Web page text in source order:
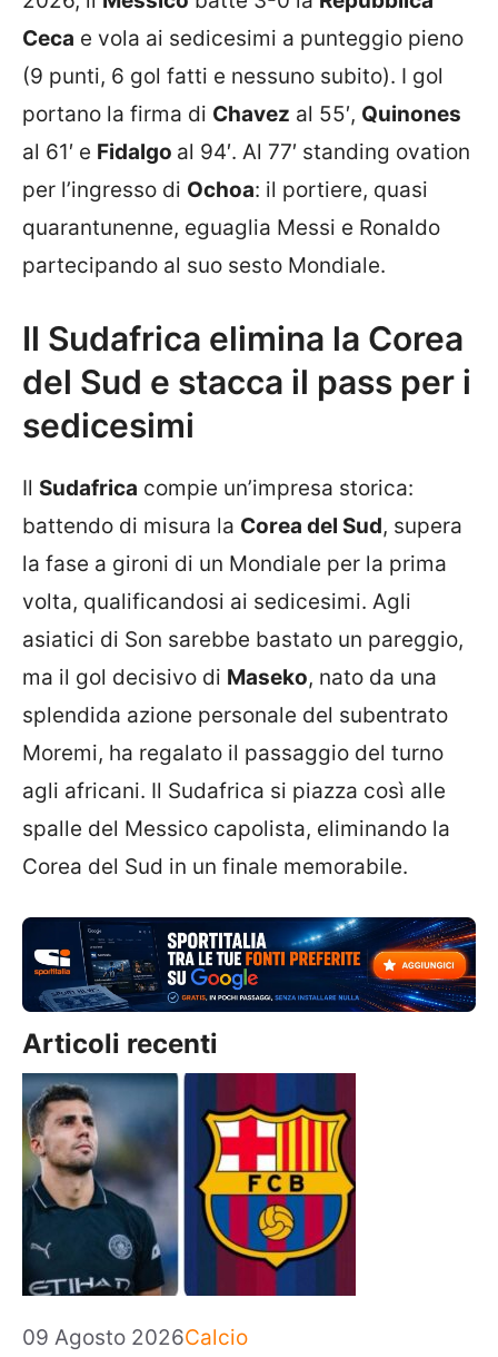
Ceca e vola ai sedicesimi a punteggio pieno
(9 punti, 6 gol fatti e nessuno subito). I gol
portano la firma di Chavez al 55′, Quinones
al 61′ e Fidalgo al 94′. Al 77′ standing ovation
per l’ingresso di Ochoa: il portiere, quasi
quarantunenne, eguaglia Messi e Ronaldo
partecipando al suo sesto Mondiale.
Il Sudafrica elimina la Corea
del Sud e stacca il pass per i
sedicesimi
Il Sudafrica compie un’impresa storica:
battendo di misura la Corea del Sud, supera
la fase a gironi di un Mondiale per la prima
volta, qualificandosi ai sedicesimi. Agli
asiatici di Son sarebbe bastato un pareggio,
ma il gol decisivo di Maseko, nato da una
splendida azione personale del subentrato
Moremi, ha regalato il passaggio del turno
agli africani. Il Sudafrica si piazza così alle
spalle del Messico capolista, eliminando la
Corea del Sud in un finale memorabile.
Articoli recenti
09 Agosto 2026Categorie
Calcio